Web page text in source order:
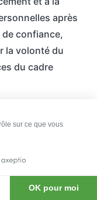
après
de confiance,
la volonté du
du cadre
vos droits
: Place de
sur ce que vous
OK pour moi